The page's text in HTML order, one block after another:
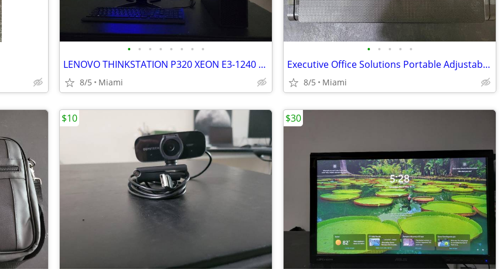
• • • • • • • •
LENOVO THINKSTATION P320 XEON E3-1240 V5 16GB
8/5 Miami
• • • • •
Executive Office Solutions Portable Adjustable Aluminum Laptop Desk
8/5 Miami
$10 $30